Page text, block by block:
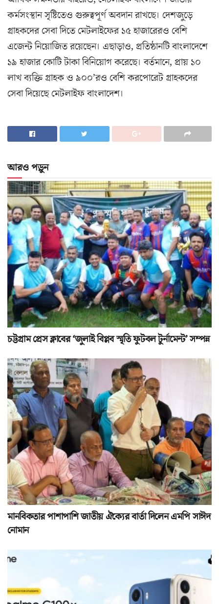
কর্মসংস্থান সৃষ্টিতেও গুরুত্বপূর্ণ অবদান রাখছে। দেশজুড়ে
গ্রাহকদের সেবা দিতে মেটলাইফের ১৫ হাজারেরও বেশি
এজেন্ট নিয়োজিত রয়েছেন। এছাড়াও, প্রতিষ্ঠানটি বাংলাদেশে
১৯ হাজার কোটি টাকা বিনিয়োগ করেছে। বর্তমানে, প্রায় ১০
লাখ ব্যক্তি গ্রাহক ও ৯০০’রও বেশি করপোরেট গ্রাহকদের
সেবা দিয়েছে মেটলাইফ বাংলাদেশ।
আরও পড়ুন
চট্টগ্রাম প্রেস ক্লাবের ‘জুলাই বিপ্লব স্মৃতি ফুটবল টুর্নামেন্ট’ সম্পন্ন
মানবিকতার পাশাপাশি জাতীয় ঐক্যের বার্তা দিলেন এমপি সাঈদ
নোমান